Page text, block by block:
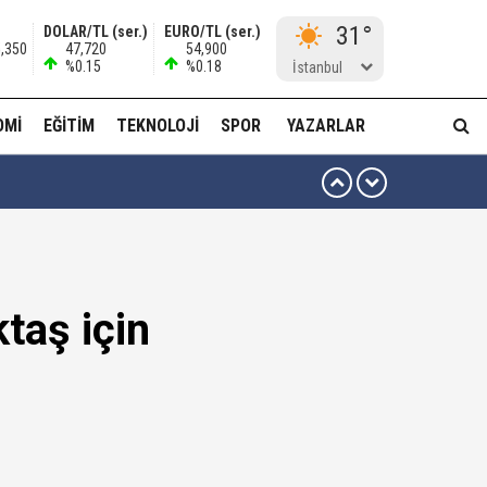
DOLAR/TL (ser.)
47,720
%0.15
EURO/TL (ser.)
54,900
%0.18
31°
İstanbul
EĞITIM TEKNOLOJI SPOR YAZARLAR
oradan alırım…'
edilmeye razıyım'
için